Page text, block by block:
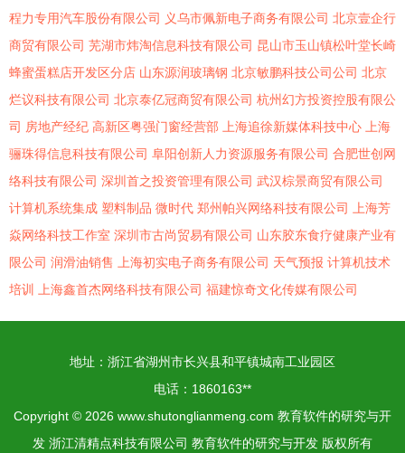
程力专用汽车股份有限公司
义乌市佩新电子商务有限公司 北京壹企行
商贸有限公司 芜湖市炜淘信息科技有限公司 昆山市玉山镇松叶堂长崎
蜂蜜蛋糕店开发区分店 山东源润玻璃钢 北京敏鹏科技公司公司 北京
烂议科技有限公司 北京泰亿冠商贸有限公司 杭州幻方投资控股有限公
司 房地产经纪 高新区粤强门窗经营部 上海追徐新媒体科技中心
上海
骊珠得信息科技有限公司 阜阳创新人力资源服务有限公司 合肥世创网
络科技有限公司 深圳首之投资管理有限公司 武汉棕景商贸有限公司
计算机系统集成 塑料制品 微时代 郑州帕兴网络科技有限公司
上海芳
焱网络科技工作室 深圳市古尚贸易有限公司 山东胶东食疗健康产业有
限公司 润滑油销售 上海初实电子商务有限公司 天气预报 计算机技术
培训
上海鑫首杰网络科技有限公司 福建惊奇文化传媒有限公司
地址：浙江省湖州市长兴县和平镇城南工业园区
电话：1860163**
Copyright © 2026 www.shutonglianmeng.com 教育软件的研究与开
发 浙江清精点科技有限公司 教育软件的研究与开发 版权所有